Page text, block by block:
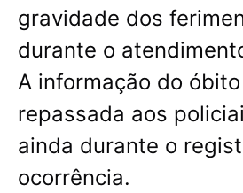
gravidade dos
durante o
A informação do
repassada aos
ainda durante o
ocorrência.